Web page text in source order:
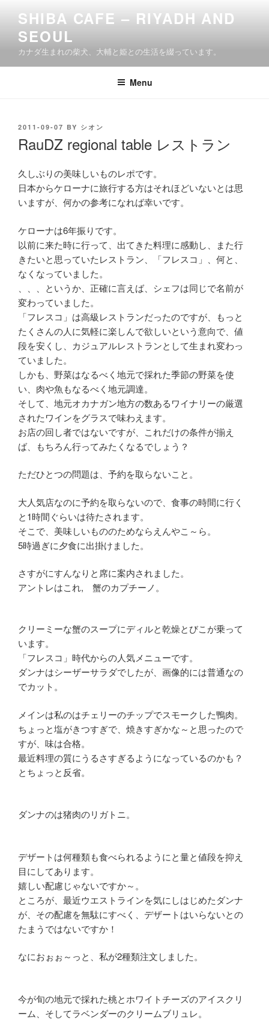
content
SHIBA CAFE – RIYADH AND
SEOUL
カナダ生まれの柴犬、大輔と姫との生活を綴っています。
Menu
POSTED
2011-09-07 BY シオン
RauDZ regional table レストラン
久しぶりの美味しいものレポです。
日本からケローナに旅行する方はそれほどいないとは思
いますが、何かの参考になれば幸いです。
ケローナは6年振りです。
以前に来た時に行って、出てきた料理に感動し、また行
きたいと思っていたレストラン、「フレスコ」、何と、
なくなっていました。
、、、というか、正確に言えば、シェフは同じで名前が
変わっていました。
「フレスコ」は高級レストランだったのですが、もっと
たくさんの人に気軽に楽しんで欲しいという意向で、値
段を安くし、カジュアルレストランとして生まれ変わっ
ていました。
しかも、野菜はなるべく地元で採れた季節の野菜を使
い、肉や魚もなるべく地元調達。
そして、地元オカナガン地方の数あるワイナリーの厳選
されたワインをグラスで味わえます。
お店の回し者ではないですが、これだけの条件が揃え
ば、もちろん行ってみたくなるでしょう？
ただひとつの問題は、予約を取らないこと。
大人気店なのに予約を取らないので、食事の時間に行く
と1時間ぐらいは待たされます。
そこで、美味しいもののためならえんやこ～ら。
5時過ぎに夕食に出掛けました。
さすがにすんなりと席に案内されました。
アントレはこれ, 蟹のカプチーノ。
クリーミーな蟹のスープにディルと乾燥とびこが乗って
います。
「フレスコ」時代からの人気メニューです。
ダンナはシーザーサラダでしたが、画像的には普通なの
でカット。
メインは私のはチェリーのチップでスモークした鴨肉。
ちょっと塩がきつすぎで、焼きすぎかな～と思ったので
すが、味は合格。
最近料理の質にうるさすぎるようになっているのかも？
とちょっと反省。
ダンナのは猪肉のリガトニ。
デザートは何種類も食べられるようにと量と値段を抑え
目にしてあります。
嬉しい配慮じゃないですか～。
ところが、最近ウエストラインを気にしはじめたダンナ
が、その配慮を無駄にすべく、デザートはいらないとの
たまうではないですか！
なにおぉぉ～っと、私が2種類注文しました。
今が旬の地元で採れた桃とホワイトチーズのアイスクリ
ーム、そしてラベンダーのクリームブリュレ。